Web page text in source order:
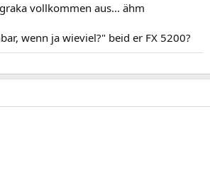
vollkommen aus... ähm
wenn ja wieviel?" beid er FX 5200?